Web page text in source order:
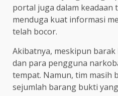
portal juga dalam keadaan
menduga kuat informasi
telah bocor.
Akibatnya, meskipun
dan para pengguna
tempat. Namun, tim masih
sejumlah barang bukti